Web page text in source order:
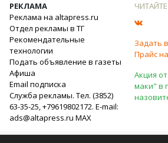
РЕКЛАМА
Реклама на altapress.ru
Отдел рекламы в ТГ
Рекомендательные
технологии
Подать объявление в газеты
Афиша
Email подписка
Служба рекламы. Тел. (3852)
63-35-25, +79619802172. E-mail:
ads@altapress.ru MAX
Задать
Прайс
Акция
маки" в